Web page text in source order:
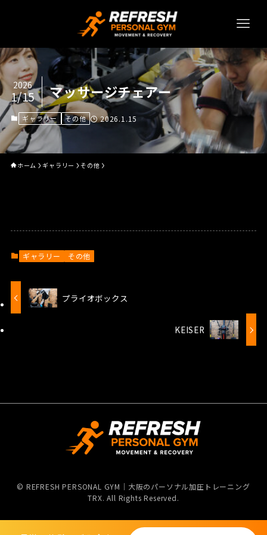
マッサージチェアー
2026
1/15
ギャラリー その他 2026.1.15
ホーム ギャラリー その他
ギャラリー その他
プライオボックス
KEISER
© REFRESH PERSONAL GYM｜大阪のパーソナル加圧トレーニング
TRX. All Rights Reserved.